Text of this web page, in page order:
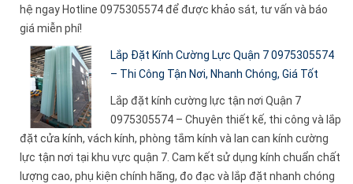
hệ ngay Hotline 0975305574 để được khảo sát, tư vấn và báo
giá miễn phí!
Lắp Đặt Kính Cường Lực Quận 7 0975305574
– Thi Công Tận Nơi, Nhanh Chóng, Giá Tốt
Lắp đặt kính cường lực tận nơi Quận 7
0975305574 – Chuyên thiết kế, thi công và lắp
đặt cửa kính, vách kính, phòng tắm kính và lan can kính cường
lực tận nơi tại khu vực quận 7. Cam kết sử dụng kính chuẩn chất
lượng cao, phụ kiện chính hãng, đo đạc và lắp đặt nhanh chóng